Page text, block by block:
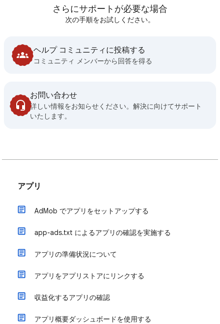
さらにサポートが必要な場合
次の手順をお試しください。
ヘルプ コミュニティに投稿する
コミュニティ メンバーから回答を得る
お問い合わせ
詳しい情報をお知らせください。解決に向けてサポート
いたします。
アプリ
AdMob でアプリをセットアップする
app-ads.txt によるアプリの確認を実施する
アプリの準備状況について
アプリをアプリストアにリンクする
収益化するアプリの確認
アプリ概要ダッシュボードを使用する